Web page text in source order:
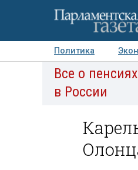
Политика
Авторы
Все о пенсиях
в России